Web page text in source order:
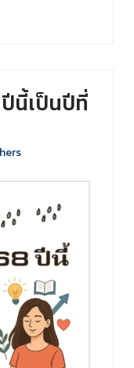
นี้เป็นปีที่